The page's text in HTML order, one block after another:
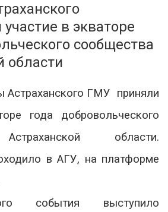
в экваторе
сообщества
области
Астраханского ГМУ приняли
года добровольческого
области.
в АГУ, на платформе
события выступило